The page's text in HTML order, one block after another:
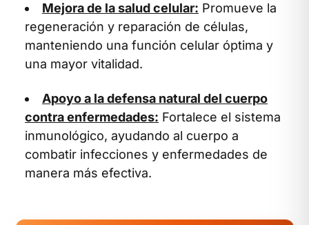
Mejora de la salud celular: Promueve la
regeneración y reparación de células,
manteniendo una función celular óptima y
una mayor vitalidad.
Apoyo a la defensa natural del cuerpo
contra enfermedades: Fortalece el sistema
inmunológico, ayudando al cuerpo a
combatir infecciones y enfermedades de
manera más efectiva.